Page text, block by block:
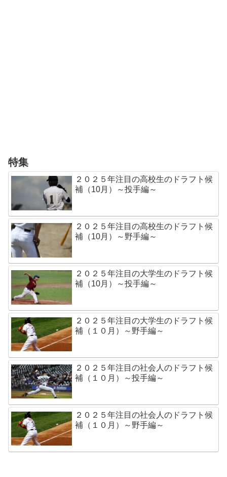
特集
２０２５年注目の高校生のドラフト候
補（10月）～投手編～
２０２５年注目の高校生のドラフト候
補（10月）～野手編～
２０２５年注目の大学生のドラフト候
補（10月）～投手編～
２０２５年注目の大学生のドラフト候
補（１０月）～野手編～
２０２５年注目の社会人のドラフト候
補（１０月）～投手編～
２０２５年注目の社会人のドラフト候
補（１０月）～野手編～